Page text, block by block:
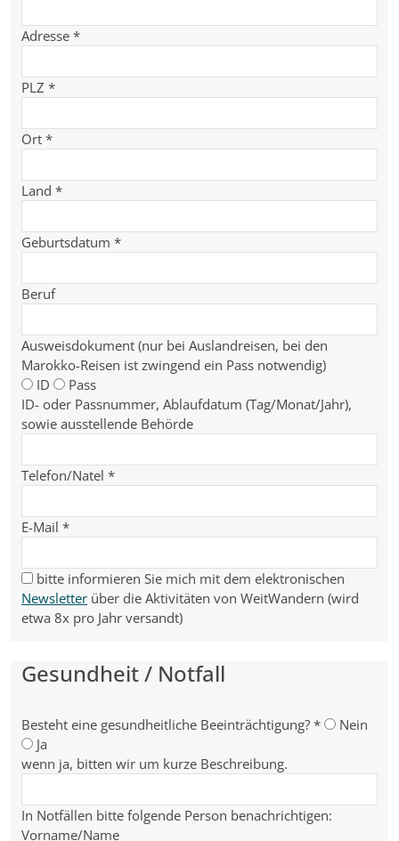
Adresse *
PLZ *
Ort *
Land *
Geburtsdatum *
Beruf
Ausweisdokument (nur bei Auslandreisen, bei den
Marokko-Reisen ist zwingend ein Pass notwendig)
ID
Pass
ID- oder Passnummer, Ablaufdatum (Tag/Monat/Jahr),
sowie ausstellende Behörde
Telefon/Natel *
E-Mail *
bitte informieren Sie mich mit dem elektronischen
Newsletter über die Aktivitäten von WeitWandern (wird
etwa 8x pro Jahr versandt)
Gesundheit / Notfall
Besteht eine gesundheitliche Beeinträchtigung? *
Nein
Ja
wenn ja, bitten wir um kurze Beschreibung.
In Notfällen bitte folgende Person benachrichtigen:
Vorname/Name